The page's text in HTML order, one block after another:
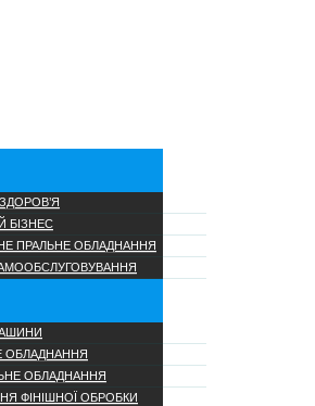
БІЗНЕС
ПРАЛЬНЕ ОБЛАДНАННЯ
ОБЛАДНАННЯ
ОБЛАДНАННЯ
ФІНІШНОЇ ОБРОБКИ